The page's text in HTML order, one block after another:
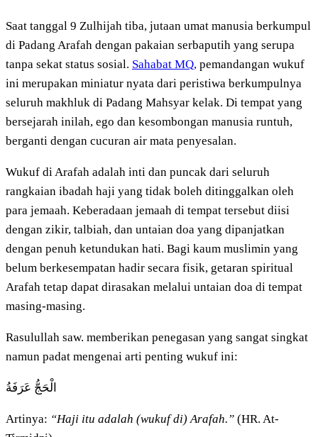
Saat tanggal 9 Zulhijah tiba, jutaan umat manusia berkumpul
di Padang Arafah dengan pakaian serbaputih yang serupa
tanpa sekat status sosial. Sahabat MQ, pemandangan wukuf
ini merupakan miniatur nyata dari peristiwa berkumpulnya
seluruh makhluk di Padang Mahsyar kelak. Di tempat yang
bersejarah inilah, ego dan kesombongan manusia runtuh,
berganti dengan cucuran air mata penyesalan.
Wukuf di Arafah adalah inti dan puncak dari seluruh
rangkaian ibadah haji yang tidak boleh ditinggalkan oleh
para jemaah. Keberadaan jemaah di tempat tersebut diisi
dengan zikir, talbiah, dan untaian doa yang dipanjatkan
dengan penuh ketundukan hati. Bagi kaum muslimin yang
belum berkesempatan hadir secara fisik, getaran spiritual
Arafah tetap dapat dirasakan melalui untaian doa di tempat
masing-masing.
Rasulullah saw. memberikan penegasan yang sangat singkat
namun padat mengenai arti penting wukuf ini:
الْحَجُّ عَرَفَةُ
Artinya: “Haji itu adalah (wukuf di) Arafah.” (HR. At-